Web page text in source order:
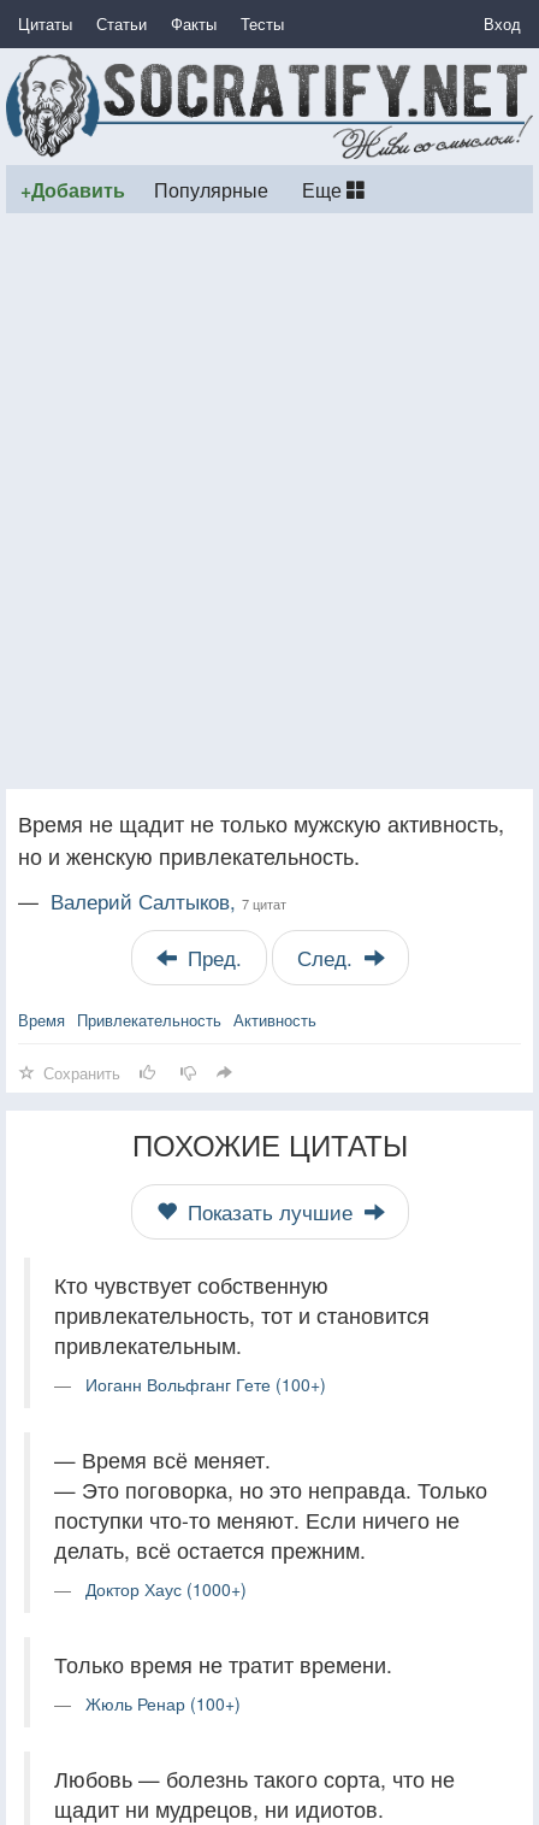
Цитаты Статьи Факты Тесты Вход
+Добавить Популярные Еще
Время не щадит не только мужскую активность,
но и женскую привлекательность.
— Валерий Салтыков, 7 цитат
Пред. След.
Время Привлекательность Активность
Сохранить
ПОХОЖИЕ ЦИТАТЫ
Показать лучшие
Кто чувствует собственную
привлекательность, тот и становится
привлекательным.
Иоганн Вольфганг Гете (100+)
— Время всё меняет.
— Это поговорка, но это неправда. Только
поступки что-то меняют. Если ничего не
делать, всё остается прежним.
Доктор Хаус (1000+)
Только время не тратит времени.
Жюль Ренар (100+)
Любовь — болезнь такого сорта, что не
щадит ни мудрецов, ни идиотов.